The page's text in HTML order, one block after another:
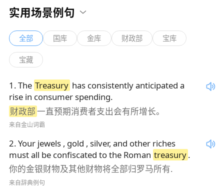
实用场景例句
全部 国库 金库 财政部 宝库
宝藏
1 .The Treasury has consistently anticipated a
rise in consumer spending.
财政部一直预期消费者支出会有所增长。
来自金山词霸
2.Your jewels , gold , silver, and other riches
must all be confiscated to the Roman treasury.
你的金银财物及其他财物将全部归罗马所有.
来自辞典例句